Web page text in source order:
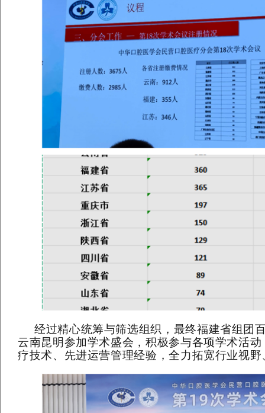
经过精心统筹与筛选组织，最终福建省组团
云南昆明参加学术盛会，积极参与各项学术活
疗技术、先进运营管理经验，全力拓宽行业视